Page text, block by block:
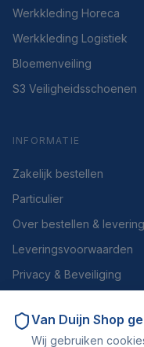
Werkkleding Horeca
Werkkleding Logistiek
Bloemenveiling
S3 Veiligheidsschoenen
INFORMATIE
Zakelijk bestellen
Particulier
Over bestellen & levering
Leveringsvoorwaarden
Privacy & Beveiliging
Over ons
Van Duijn Shop
Wij gebruiken